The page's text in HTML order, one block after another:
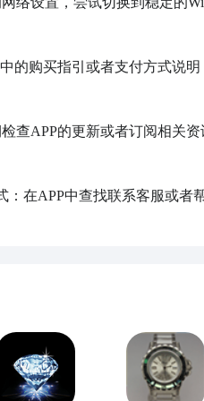
的购买指引或者支付方式说明
查APP的更新或者订阅相关资
：在APP中查找联系客服或者